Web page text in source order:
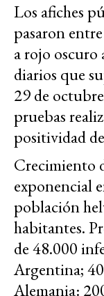
Los afiches
pasaron
a rojo oscuro
diarios que
29 de
pruebas
positividad
Crecimiento
exponencial
población
habitantes.
de 48.000
Argentina;
Alemania: